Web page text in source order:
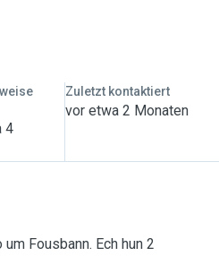
4
Zuletzt kontaktiert
vor etwa 2 Monaten
Fousbann. Ech hun 2